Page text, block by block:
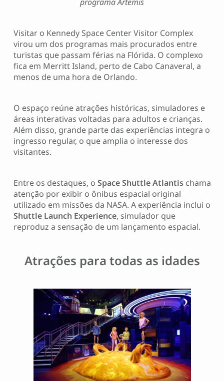
Visitar o Kennedy Space Center Visitor Complex
virou um dos programas mais procurados entre
turistas que passam férias na Flórida. O complexo
fica em Merritt Island, perto de Cabo Canaveral, a
menos de uma hora de Orlando.
O espaço reúne atrações históricas, simuladores e
áreas interativas voltadas para adultos e crianças.
Além disso, grande parte das experiências integra o
ingresso regular, o que amplia o interesse dos
visitantes.
Entre os destaques, o Space Shuttle Atlantischama
atenção por exibir o ônibus espacial original
utilizado em missões da NASA. A experiência inclui o
Shuttle Launch Experience, simulador que
reproduz a sensação de um lançamento espacial.
Atrações para todas as idades